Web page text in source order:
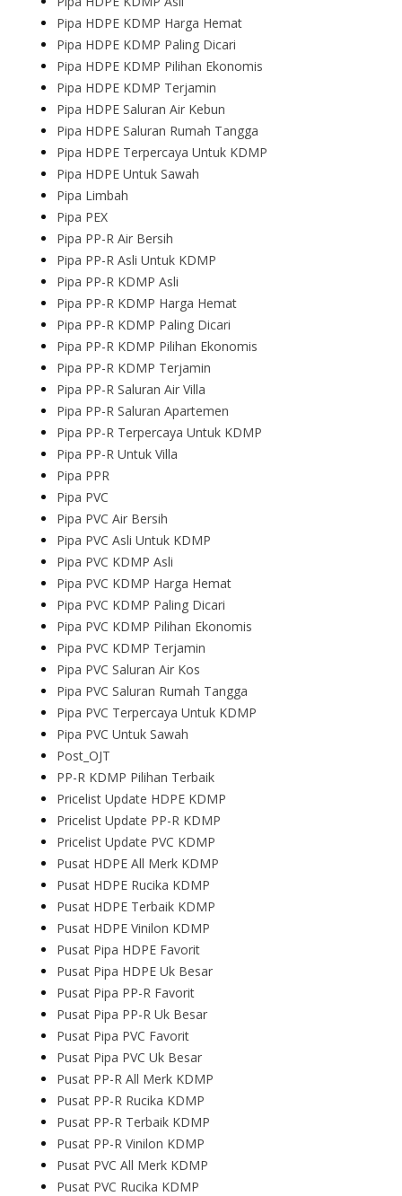
Pipa HDPE KDMP Harga Hemat
Pipa HDPE KDMP Paling Dicari
Pipa HDPE KDMP Pilihan Ekonomis
Pipa HDPE KDMP Terjamin
Pipa HDPE Saluran Air Kebun
Pipa HDPE Saluran Rumah Tangga
Pipa HDPE Terpercaya Untuk KDMP
Pipa HDPE Untuk Sawah
Pipa Limbah
Pipa PEX
Pipa PP-R Air Bersih
Pipa PP-R Asli Untuk KDMP
Pipa PP-R KDMP Asli
Pipa PP-R KDMP Harga Hemat
Pipa PP-R KDMP Paling Dicari
Pipa PP-R KDMP Pilihan Ekonomis
Pipa PP-R KDMP Terjamin
Pipa PP-R Saluran Air Villa
Pipa PP-R Saluran Apartemen
Pipa PP-R Terpercaya Untuk KDMP
Pipa PP-R Untuk Villa
Pipa PPR
Pipa PVC
Pipa PVC Air Bersih
Pipa PVC Asli Untuk KDMP
Pipa PVC KDMP Asli
Pipa PVC KDMP Harga Hemat
Pipa PVC KDMP Paling Dicari
Pipa PVC KDMP Pilihan Ekonomis
Pipa PVC KDMP Terjamin
Pipa PVC Saluran Air Kos
Pipa PVC Saluran Rumah Tangga
Pipa PVC Terpercaya Untuk KDMP
Pipa PVC Untuk Sawah
Post_OJT
PP-R KDMP Pilihan Terbaik
Pricelist Update HDPE KDMP
Pricelist Update PP-R KDMP
Pricelist Update PVC KDMP
Pusat HDPE All Merk KDMP
Pusat HDPE Rucika KDMP
Pusat HDPE Terbaik KDMP
Pusat HDPE Vinilon KDMP
Pusat Pipa HDPE Favorit
Pusat Pipa HDPE Uk Besar
Pusat Pipa PP-R Favorit
Pusat Pipa PP-R Uk Besar
Pusat Pipa PVC Favorit
Pusat Pipa PVC Uk Besar
Pusat PP-R All Merk KDMP
Pusat PP-R Rucika KDMP
Pusat PP-R Terbaik KDMP
Pusat PP-R Vinilon KDMP
Pusat PVC All Merk KDMP
Pusat PVC Rucika KDMP